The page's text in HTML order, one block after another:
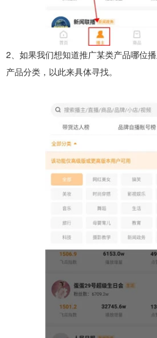
2、如果我们想知道推广某类产品哪位
产品分类，以此来具体寻找。